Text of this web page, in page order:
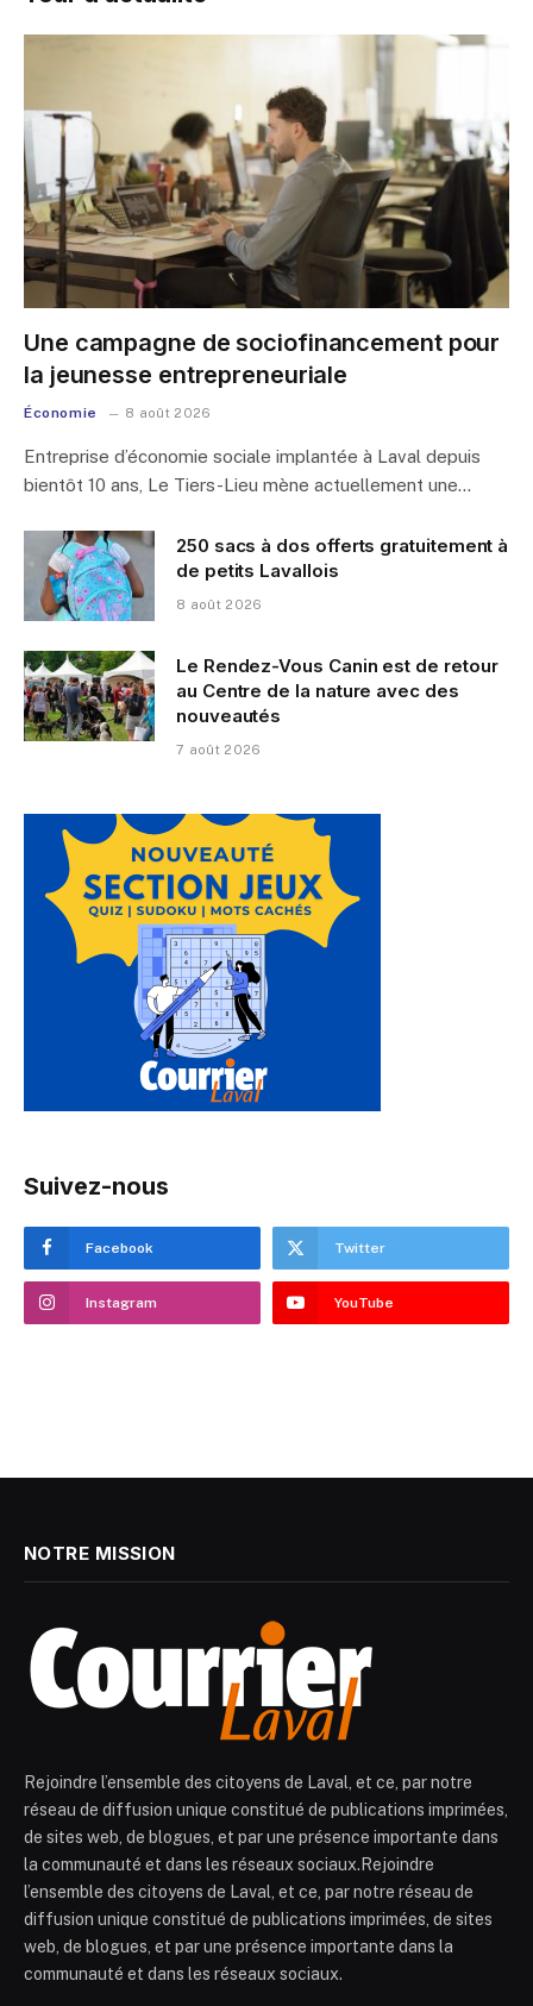
Une campagne de sociofinancement pour
la jeunesse entrepreneuriale
Économie 8 août 2026
Entreprise d’économie sociale implantée à Laval depuis
bientôt 10 ans, Le Tiers-Lieu mène actuellement une…
250 sacs à dos offerts gratuitement à
de petits Lavallois
8 août 2026
Le Rendez-Vous Canin est de retour
au Centre de la nature avec des
nouveautés
7 août 2026
Suivez-nous
Facebook Twitter
Instagram YouTube
NOTRE MISSION
Rejoindre l’ensemble des citoyens de Laval, et ce, par notre
réseau de diffusion unique constitué de publications imprimées,
de sites web, de blogues, et par une présence importante dans
la communauté et dans les réseaux sociaux.Rejoindre
l’ensemble des citoyens de Laval, et ce, par notre réseau de
diffusion unique constitué de publications imprimées, de sites
web, de blogues, et par une présence importante dans la
communauté et dans les réseaux sociaux.